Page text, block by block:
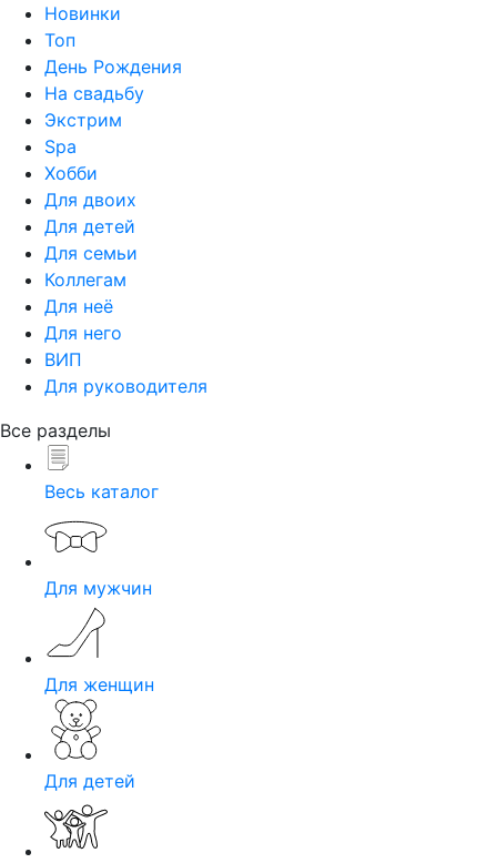
Новинки
Топ
День Рождения
На свадьбу
Экстрим
Spa
Хобби
Для двоих
Для детей
Для семьи
Коллегам
Для неё
Для него
ВИП
Для руководителя
Все разделы
Весь каталог
Для мужчин
Для женщин
Для детей